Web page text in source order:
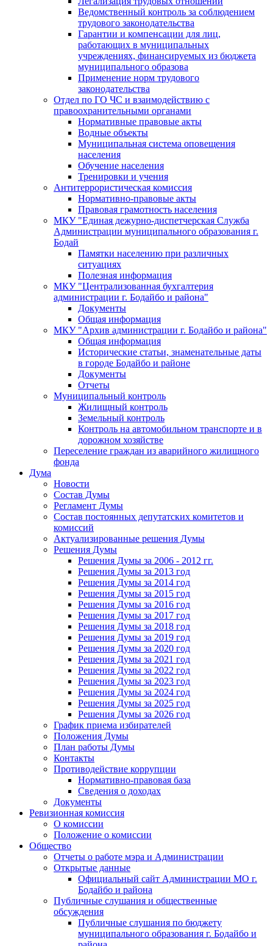
Ведомственный контроль за соблюдением
трудового законодательства
Гарантии и компенсации для лиц,
работающих в муниципальных
учреждениях, финансируемых из бюджета
муниципального образова
Применение норм трудового
законодательства
Отдел по ГО ЧС и взаимодействию с
правоохранительными органами
Нормативные правовые акты
Водные объекты
Муниципальная система оповещения
населения
Обучение населения
Тренировки и учения
Антитеррористическая комиссия
Нормативно-правовые акты
Правовая грамотность населения
МКУ "Единая дежурно-диспетчерская Служба
Администрации муниципального образования г.
Бодай
Памятки населению при различных
ситуациях
Полезная информация
МКУ "Централизованная бухгалтерия
администрации г. Бодайбо и района"
Документы
Общая информация
МКУ "Архив администрации г. Бодайбо и района"
Общая информация
Исторические статьи, знаменательные даты
в городе Бодайбо и районе
Документы
Отчеты
Муниципальный контроль
Жилищный контроль
Земельный контроль
Контроль на автомобильном транспорте и в
дорожном хозяйстве
Переселение граждан из аварийного жилищного
фонда
Дума
Новости
Состав Думы
Регламент Думы
Состав постоянных депутатских комитетов и
комиссий
Актуализированные решения Думы
Решения Думы
Решения Думы за 2006 - 2012 гг.
Решения Думы за 2013 год
Решения Думы за 2014 год
Решения Думы за 2015 год
Решения Думы за 2016 год
Решения Думы за 2017 год
Решения Думы за 2018 год
Решения Думы за 2019 год
Решения Думы за 2020 год
Решения Думы за 2021 год
Решения Думы за 2022 год
Решения Думы за 2023 год
Решения Думы за 2024 год
Решения Думы за 2025 год
Решения Думы за 2026 год
График приема избирателей
Положения Думы
План работы Думы
Контакты
Противодействие коррупции
Нормативно-правовая база
Сведения о доходах
Документы
Ревизионная комиссия
О комиссии
Положение о комиссии
Общество
Отчеты о работе мэра и Администрации
Открытые данные
Официальный сайт Администрации МО г.
Бодайбо и района
Публичные слушания и общественные
обсуждения
Публичные слушания по бюджету
муниципального образования г. Бодайбо и